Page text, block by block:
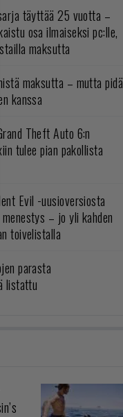
täyttää 25 vuotta –
osa ilmaiseksi pc:lle,
maksutta
maksutta – mutta pidä
kanssa
Theft Auto 6:n
tulee pian pakollista
Evil -uusioversiosta
– jo yli kahden
toivelistalla
parasta
listattu